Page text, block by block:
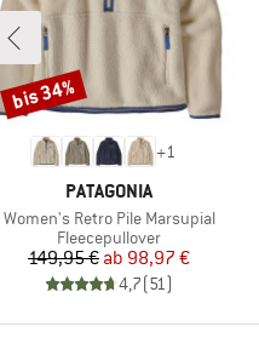
+1
MARKE
PATAGONIA
Artikel
Women's Retro Pile Marsupial
Produktgruppe
Fleecepullover
Preis
149,95 € reduzierter Preis
ab 98,97 €
4,7(51)
Rabatt
bis 34%